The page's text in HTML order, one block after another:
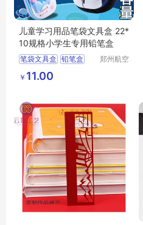
儿童学习用品笔袋文具盒 22*
10规格小学生专用铅笔盒
笔袋文具盒 铅笔盒
小学生笔盒
儿童学习用品
郑州航空
￥ 11.00